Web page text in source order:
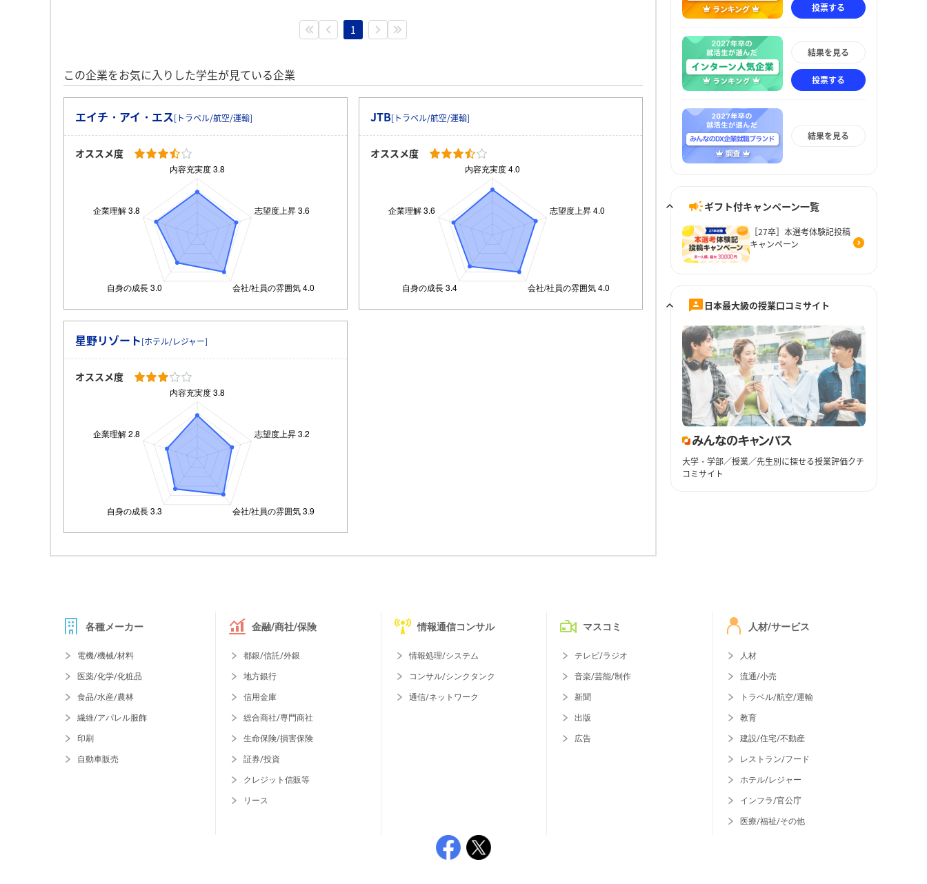
1
この企業をお気に入りした学生が見ている企業
エイチ・アイ・エス[トラベル/航空/運輸]
オススメ度
JTB[トラベル/航空/運輸]
オススメ度
星野リゾート[ホテル/レジャー]
オススメ度
投票する
結果を見る
投票する
結果を見る
ギフト付キャンペーン一覧
［27卒］本選考体験記投稿
キャンペーン
日本最大級の授業口コミサイト
大学・学部／授業／先生別に探せる授業評価クチ
コミサイト
各種メーカー
電機/機械/材料
医薬/化学/化粧品
食品/水産/農林
繊維/アパレル服飾
印刷
自動車販売
金融/商社/保険
都銀/信託/外銀
地方銀行
信用金庫
総合商社/専門商社
生命保険/損害保険
証券/投資
クレジット信販等
リース
情報通信コンサル
情報処理/システム
コンサル/シンクタンク
通信/ネットワーク
マスコミ
テレビ/ラジオ
音楽/芸能/制作
新聞
出版
広告
人材/サービス
人材
流通/小売
トラベル/航空/運輸
教育
建設/住宅/不動産
レストラン/フード
ホテル/レジャー
インフラ/官公庁
医療/福祉/その他